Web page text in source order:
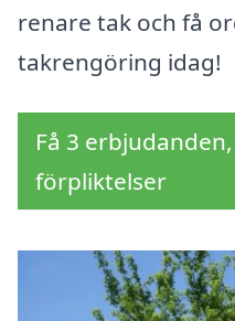
renare tak och få
takrengöring idag!
Få 3
förpliktelser